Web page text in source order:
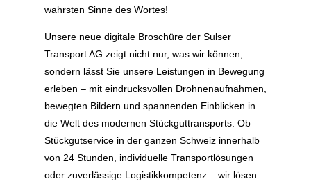
wahrsten Sinne des Wortes!
Unsere neue digitale Broschüre der Sulser
Transport AG zeigt nicht nur, was wir können,
sondern lässt Sie unsere Leistungen in Bewegung
erleben – mit eindrucksvollen Drohnenaufnahmen,
bewegten Bildern und spannenden Einblicken in
die Welt des modernen Stückguttransports. Ob
Stückgutservice in der ganzen Schweiz innerhalb
von 24 Stunden, individuelle Transportlösungen
oder zuverlässige Logistikkompetenz – wir lösen